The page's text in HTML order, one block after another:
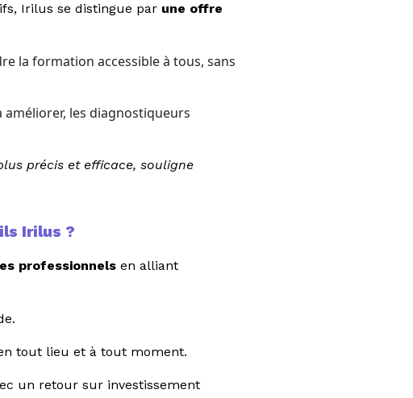
Irilus se distingue par une offre
la formation accessible à tous, sans
les diagnostiqueurs
précis et efficace, souligne
Irilus ?
professionnels en alliant
tout lieu et à tout moment.
un retour sur investissement